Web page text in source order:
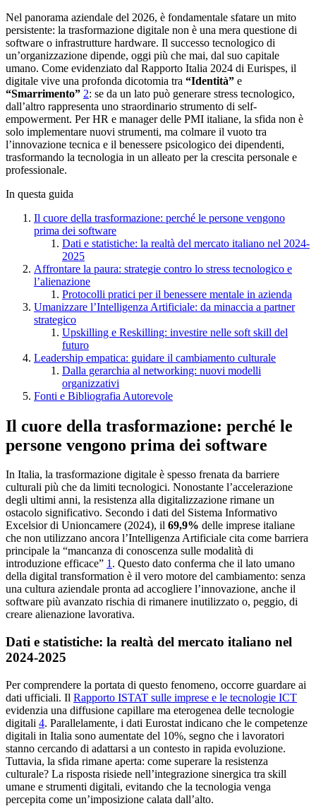
Nel panorama aziendale del 2026, è fondamentale sfatare un mito
persistente: la trasformazione digitale non è una mera questione di
software o infrastrutture hardware. Il successo tecnologico di
un’organizzazione dipende, oggi più che mai, dal suo capitale
umano. Come evidenziato dal Rapporto Italia 2024 di Eurispes, il
digitale vive una profonda dicotomia tra “Identità” e
“Smarrimento” 2: se da un lato può generare stress tecnologico,
dall’altro rappresenta uno straordinario strumento di self-
empowerment. Per HR e manager delle PMI italiane, la sfida non è
solo implementare nuovi strumenti, ma colmare il vuoto tra
l’innovazione tecnica e il benessere psicologico dei dipendenti,
trasformando la tecnologia in un alleato per la crescita personale e
professionale.
In questa guida
Il cuore della trasformazione: perché le persone vengono
prima dei software
Dati e statistiche: la realtà del mercato italiano nel 2024-
2025
Affrontare la paura: strategie contro lo stress tecnologico e
l’alienazione
Protocolli pratici per il benessere mentale in azienda
Umanizzare l’Intelligenza Artificiale: da minaccia a partner
strategico
Upskilling e Reskilling: investire nelle soft skill del
futuro
Leadership empatica: guidare il cambiamento culturale
Dalla gerarchia al networking: nuovi modelli
organizzativi
Fonti e Bibliografia Autorevole
Il cuore della trasformazione: perché le
persone vengono prima dei software
In Italia, la trasformazione digitale è spesso frenata da barriere
culturali più che da limiti tecnologici. Nonostante l’accelerazione
degli ultimi anni, la resistenza alla digitalizzazione rimane un
ostacolo significativo. Secondo i dati del Sistema Informativo
Excelsior di Unioncamere (2024), il 69,9% delle imprese italiane
che non utilizzano ancora l’Intelligenza Artificiale cita come barriera
principale la “mancanza di conoscenza sulle modalità di
introduzione efficace” 1. Questo dato conferma che il lato umano
della digital transformation è il vero motore del cambiamento: senza
una cultura aziendale pronta ad accogliere l’innovazione, anche il
software più avanzato rischia di rimanere inutilizzato o, peggio, di
creare alienazione lavorativa.
Dati e statistiche: la realtà del mercato italiano nel
2024-2025
Per comprendere la portata di questo fenomeno, occorre guardare ai
dati ufficiali. Il Rapporto ISTAT sulle imprese e le tecnologie ICT
evidenzia una diffusione capillare ma eterogenea delle tecnologie
digitali 4. Parallelamente, i dati Eurostat indicano che le competenze
digitali in Italia sono aumentate del 10%, segno che i lavoratori
stanno cercando di adattarsi a un contesto in rapida evoluzione.
Tuttavia, la sfida rimane aperta: come superare la resistenza
culturale? La risposta risiede nell’integrazione sinergica tra skill
umane e strumenti digitali, evitando che la tecnologia venga
percepita come un’imposizione calata dall’alto.